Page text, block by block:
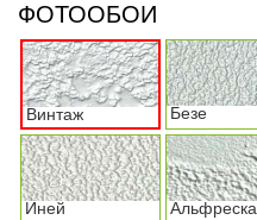
ФОТООБОИ
Винтаж Безе
Иней Альфреска